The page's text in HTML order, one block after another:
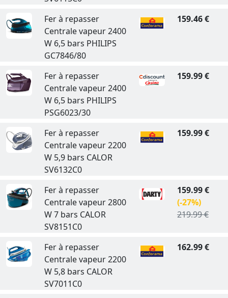
Fer à repasser
Centrale vapeur 2400
W 6,5 bars PHILIPS
GC7846/80
159.46 €
Fer à repasser
Centrale vapeur 2400
W 6,5 bars PHILIPS
PSG6023/30
159.99 €
Fer à repasser
Centrale vapeur 2200
W 5,9 bars CALOR
SV6132C0
159.99 €
Fer à repasser
Centrale vapeur 2800
W 7 bars CALOR
SV8151C0
159.99 €
(-27%)
219.99 €
Fer à repasser
Centrale vapeur 2200
W 5,8 bars CALOR
SV7011C0
162.99 €